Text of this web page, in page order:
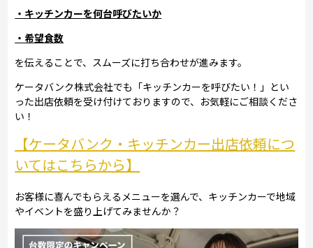
・キッチンカーを何台呼びたいか
・希望食数
を伝えることで、スムーズに打ち合わせが進みます。
ケータバンク株式会社でも「キッチンカーを呼びたい！」とい
った出店依頼を受け付けておりますので、お気軽にご相談くださ
い！
【ケータバンク・キッチンカー出店依頼につ
いてはこちらから】
お客様に喜んでもらえるメニューを選んで、キッチンカーで地域
やイベントを盛り上げてみませんか？